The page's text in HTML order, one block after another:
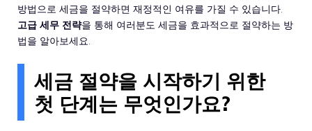
방법으로 세금을 절약하면 재정적인 여유를 가질 수 있습니다.
고급 세무 전략을 통해 여러분도 세금을 효과적으로 절약하는 방
법을 알아보세요.
세금 절약을 시작하기 위한
첫 단계는 무엇인가요?